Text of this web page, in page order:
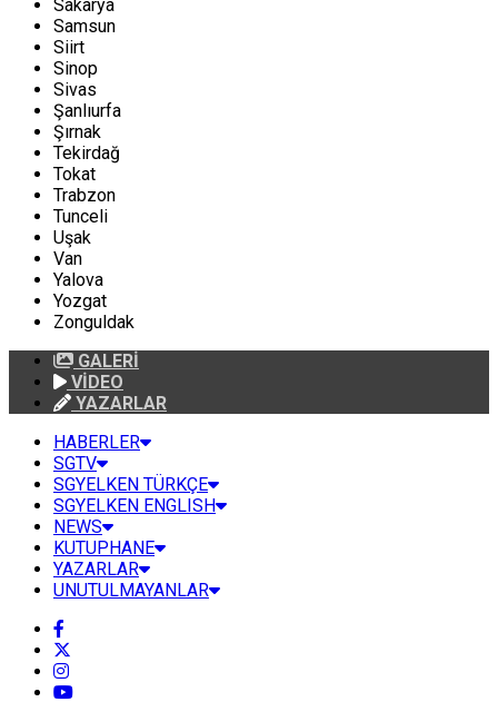
Sakarya
Samsun
Siirt
Sinop
Sivas
Şanlıurfa
Şırnak
Tekirdağ
Tokat
Trabzon
Tunceli
Uşak
Van
Yalova
Yozgat
Zonguldak
GALERİ
VİDEO
YAZARLAR
HABERLER
SGTV
SGYELKEN TÜRKÇE
SGYELKEN ENGLISH
NEWS
KUTUPHANE
YAZARLAR
UNUTULMAYANLAR